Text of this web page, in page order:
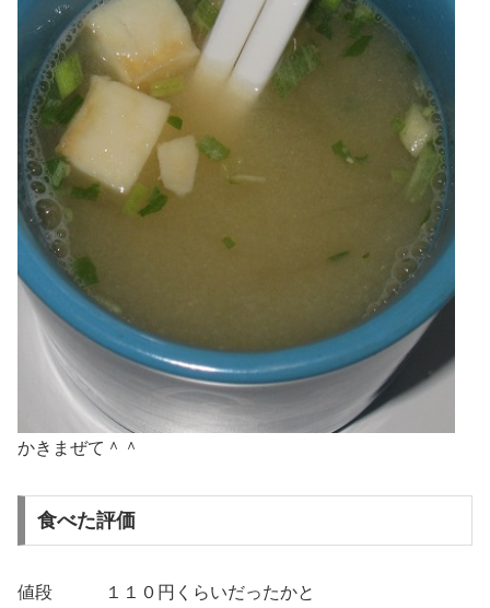
かきまぜて＾＾
食べた評価
値段 １１０円くらいだったかと